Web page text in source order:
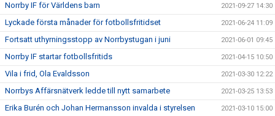
Norrby IF för Världens barn 2021-09-27 14:30
Lyckade första månader för fotbollsfritidset 2021-06-24 11:09
Fortsatt uthyrningsstopp av Norrbystugan i juni 2021-06-01 09:45
Norrby IF startar fotbollsfritids 2021-04-15 10:50
Vila i frid, Ola Evaldsson 2021-03-30 12:22
Norrbys Affärsnätverk ledde till nytt samarbete 2021-03-25 13:53
Erika Burén och Johan Hermansson invalda i styrelsen 2021-03-10 15:00